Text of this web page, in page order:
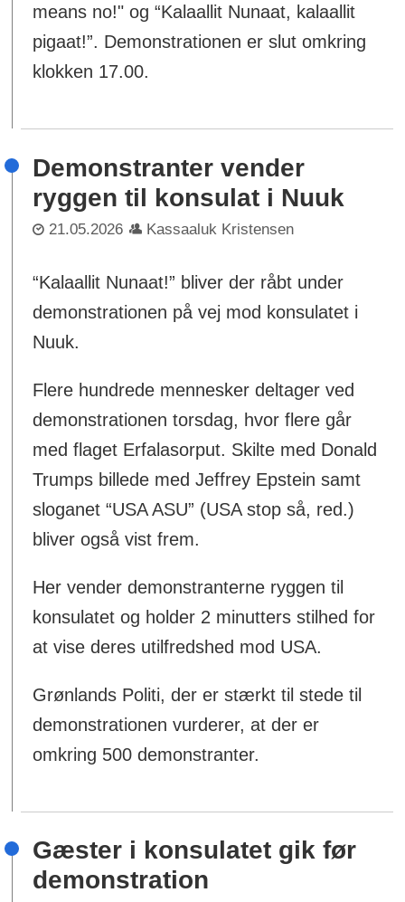
means no!" og “Kalaallit Nunaat, kalaallit
pigaat!”. Demonstrationen er slut omkring
klokken 17.00.
Demonstranter vender
ryggen til konsulat i Nuuk
21.05.2026 Kassaaluk Kristensen
“Kalaallit Nunaat!” bliver der råbt under
demonstrationen på vej mod konsulatet i
Nuuk.
Flere hundrede mennesker deltager ved
demonstrationen torsdag, hvor flere går
med flaget Erfalasorput. Skilte med Donald
Trumps billede med Jeffrey Epstein samt
sloganet “USA ASU” (USA stop så, red.)
bliver også vist frem.
Her vender demonstranterne ryggen til
konsulatet og holder 2 minutters stilhed for
at vise deres utilfredshed mod USA.
Grønlands Politi, der er stærkt til stede til
demonstrationen vurderer, at der er
omkring 500 demonstranter.
Gæster i konsulatet gik før
demonstration